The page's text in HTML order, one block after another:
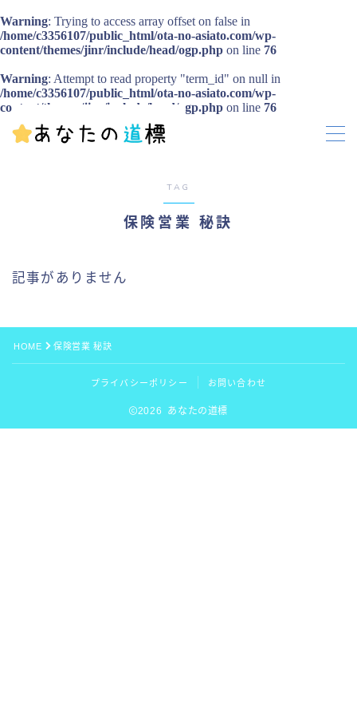
Warning: Trying to access array offset on false in
/home/c3356107/public_html/ota-no-asiato.com/wp-
content/themes/jinr/include/head/ogp.php on line 76
Warning: Attempt to read property "term_id" on null in
/home/c3356107/public_html/ota-no-asiato.com/wp-
content/themes/jinr/include/head/ogp.php on line 76
MENU
お問い合わせ
プライバシーポリシー
TAG
保険営業 秘訣
記事がありません
HOME 保険営業 秘訣
プライバシーポリシー お問い合わせ
2026 あなたの道標